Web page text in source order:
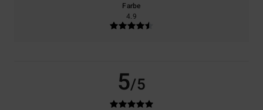
Farbe
4.9
5/5